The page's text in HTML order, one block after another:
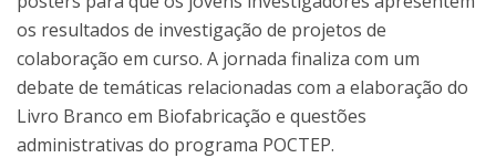
os resultados de investigação de projetos de
colaboração em curso. A jornada finaliza com um
debate de temáticas relacionadas com a elaboração do
Livro Branco em Biofabricação e questões
administrativas do programa POCTEP.